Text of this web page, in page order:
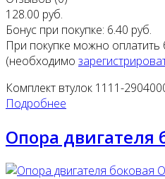
128.00 руб.
Бонус при покупке: 6.40 руб.
При покупке можно оплатить
(необходимо
Комплект втулок 1111-
Подробнее
Опора двигателя